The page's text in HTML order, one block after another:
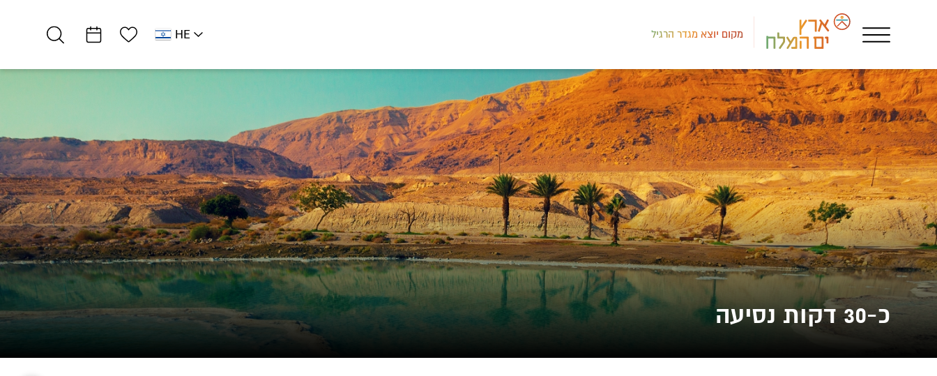
מקום יוצא מגדר הרגיל
HE
רשימת מועדפים
כ-30 דקות נסיעה
שגרירי היסטוריה
שמורת טבע עין…